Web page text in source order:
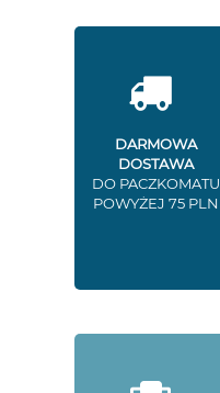
DARMOWA
DOSTAWA
DO PACZKOMATU
POWYŻEJ 75 PLN